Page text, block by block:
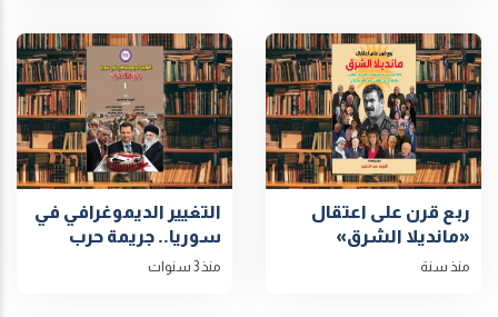
ربع قرن على اعتقال
«مانديلا الشرق»
منذ سنة
التغيير الديموغرافي في
سوريا.. جريمة حرب
منذ 3 سنوات